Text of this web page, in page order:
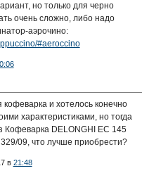
но только для черно
очень сложно, либо надо
аэрочино:
#aeroccino
и хотелось конечно
характеристиками, но тогда
Кофеварка DELONGHI EC 145
09, что лучше приобрести?
в 21:48